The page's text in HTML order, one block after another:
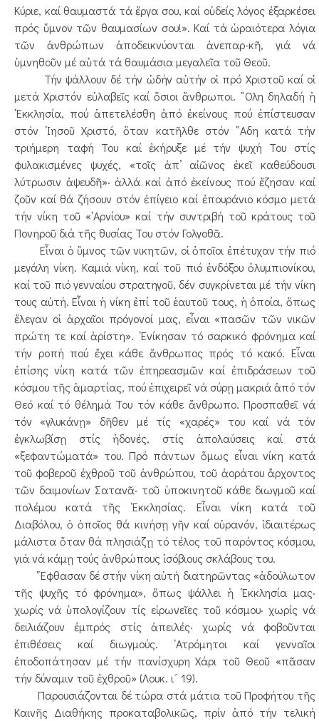
Κύριε, καί θαυμαστά τά ἔργα σου, καί οὐδείς λόγος ἐξαρκέσει
πρός ὕμνον τῶν θαυμασίων σου!». Καί τά ὡραιότερα λόγια
τῶν ἀνθρώπων ἀποδεικνύονται ἀνεπαρ-κῆ, γιά νά
ὑμνηθοῦν μέ αὐτά τά θαυμάσια μεγαλεῖα τοῦ Θεοῦ.
Τήν ψάλλουν δέ τήν ὠδήν αὐτήν οἱ πρό Χριστοῦ καί οἱ
μετά Χριστόν εὐλαβεῖς καί ὅσιοι ἄνθρωποι. ῞Ολη δηλαδή ἡ
᾿Εκκλησία, πού ἀπετελέσθη ἀπό ἐκείνους πού ἐπίστευσαν
στόν ᾿Ιησοῦ Χριστό, ὅταν κατῆλθε στόν ῞Αδη κατά τήν
τριήμερη ταφή Του καί ἐκήρυξε μέ τήν ψυχή Του στίς
φυλακισμένες ψυχές, «τοῖς ἀπ’ αἰῶνος ἐκεῖ καθεύδουσι
λύτρωσιν ἀψευδῆ»· ἀλλά καί ἀπό ἐκείνους πού ἔζησαν καί
ζοῦν καί θά ζήσουν στόν ἐπίγειο καί ἐπουράνιο κόσμο μετά
τήν νίκη τοῦ «᾿Αρνίου» καί τήν συντριβή τοῦ κράτους τοῦ
Πονηροῦ διά τῆς θυσίας Του στόν Γολγοθᾶ.
Εἶναι ὁ ὕμνος τῶν νικητῶν, οἱ ὁποῖοι ἐπέτυχαν τήν πιό
μεγάλη νίκη. Καμιά νίκη, καί τοῦ πιό ἐνδόξου ὀλυμπιονίκου,
καί τοῦ πιό γενναίου στρατηγοῦ, δέν συγκρίνεται μέ τήν νίκη
τους αὐτή. Εἶναι ἡ νίκη ἐπί τοῦ ἑαυτοῦ τους, ἡ ὁποία, ὅπως
ἔλεγαν οἱ ἀρχαῖοι πρόγονοί μας, εἶναι «πασῶν τῶν νικῶν
πρώτη τε καί ἀρίστη». ᾿Ενίκησαν τό σαρκικό φρόνημα καί
τήν ροπή πού ἔχει κάθε ἄνθρωπος πρός τό κακό. Εἶναι
ἐπίσης νίκη κατά τῶν ἐπηρεασμῶν καί ἐπιδράσεων τοῦ
κόσμου τῆς ἁμαρτίας, πού ἐπιχειρεῖ νά σύρῃ μακριά ἀπό τόν
Θεό καί τό θέλημά Του τόν κάθε ἄνθρωπο. Προσπαθεῖ νά
τόν «γλυκάνῃ» δῆθεν μέ τίς «χαρές» του καί νά τόν
ἐγκλωβίσῃ στίς ἡδονές, στίς ἀπολαύσεις καί στά
«ξεφαντώματά» του. Πρό πάντων ὅμως εἶναι νίκη κατά
τοῦ φοβεροῦ ἐχθροῦ τοῦ ἀνθρώπου, τοῦ ἀοράτου ἄρχοντος
τῶν δαιμονίων Σατανᾶ· τοῦ ὑποκινητοῦ κάθε διωγμοῦ καί
πολέμου κατά τῆς ᾿Εκκλησίας. Εἶναι νίκη κατά τοῦ
Διαβόλου, ὁ ὁποῖος θά κινήσῃ γῆν καί οὐρανόν, ἰδιαιτέρως
μάλιστα ὅταν θά πλησιάζῃ τό τέλος τοῦ παρόντος κόσμου,
γιά νά κάμῃ τούς ἀνθρώπους ἰσόβιους σκλάβους του.
῎Εφθασαν δέ στήν νίκη αὐτή διατηρῶντας «ἀδούλωτον
τῆς ψυχῆς τό φρόνημα», ὅπως ψάλλει ἡ ᾿Εκκλησία μας·
χωρίς νά ὑπολογίζουν τίς εἰρωνεῖες τοῦ κόσμου· χωρίς νά
δειλιάζουν ἐμπρός στίς ἀπειλές· χωρίς νά φοβοῦνται
ἐπιθέσεις καί διωγμούς. ᾿Ατρόμητοι καί γενναῖοι
ἐποδοπάτησαν μέ τήν πανίσχυρη Χάρι τοῦ Θεοῦ «πᾶσαν
τήν δύναμιν τοῦ ἐχθροῦ» (Λουκ. ι´ 19).
Παρουσιάζονται δέ τώρα στά μάτια τοῦ Προφήτου τῆς
Καινῆς Διαθήκης προκαταβολικῶς, πρίν ἀπό τήν τελική